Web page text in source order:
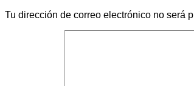
Tu dirección de correo electrónico no será